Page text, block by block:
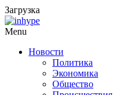
Загрузка
Menu
Новости
Политика
Экономика
Общество